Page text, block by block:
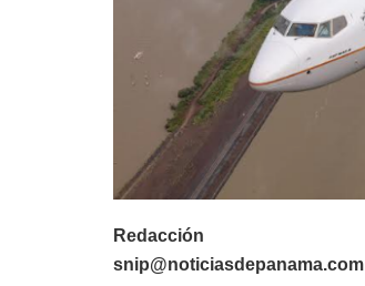
Redacción
snip@noticiasdepanama.com